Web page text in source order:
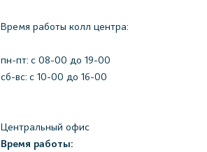
Время работы колл центра:
пн-пт: c 08-00 до 19-00
сб-вс: с 10-00 до 16-00
Центральный офис
Время работы: